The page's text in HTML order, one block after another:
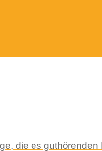
die es guthörenden